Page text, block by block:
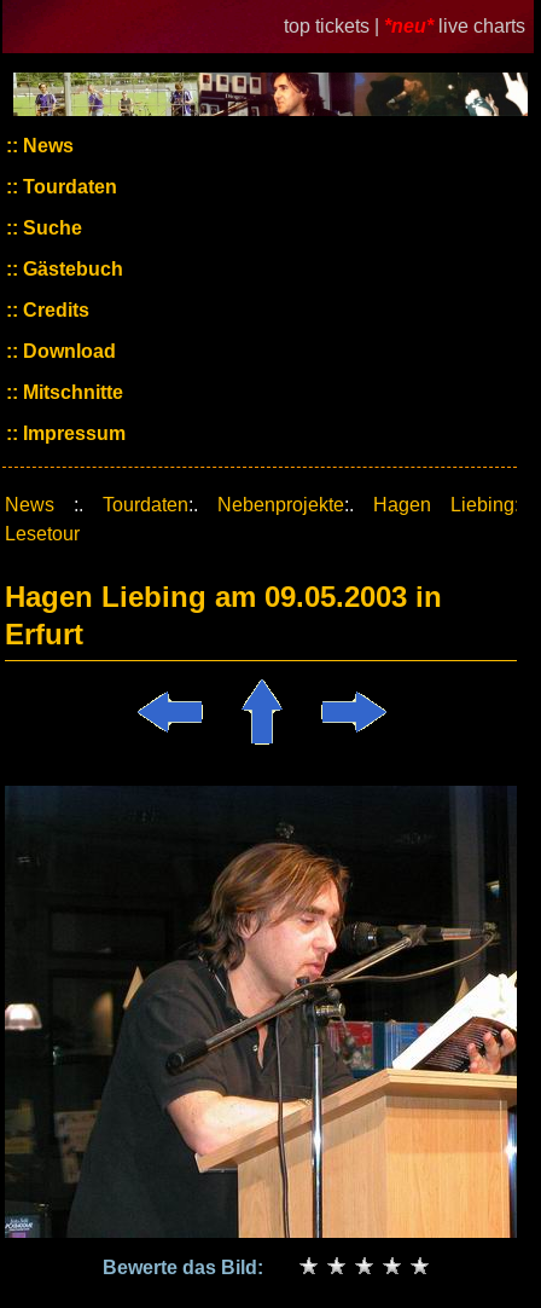
top tickets | *neu* live charts
News
Tourdaten
Suche
Gästebuch
Credits
Download
Mitschnitte
Impressum
News :. Tourdaten:. Nebenprojekte:.
Hagen Liebing:
Lesetour
Hagen Liebing am 09.05.2003 in
Erfurt
Bewerte das Bild: